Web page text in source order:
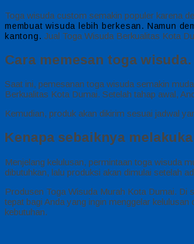
Toga wisuda custom semakin populer karena
membuat wisuda lebih berkesan. Namun
kantong.Jual Toga Wisuda Berkualitas Kota
Cara memesan toga wisuda.
Saat ini, pemesanan toga wisuda semakin
Berkualitas Kota Dumai. Setelah tahap awal,
Kemudian, produk akan dikirim sesuai jadwal
Kenapa sebaiknya
Menjelang kelulusan, permintaan toga wisuda
dibutuhkan, lalu produksi akan dimulai setelah
Produsen Toga Wisuda Murah Kota Dumai. Di
tepat bagi Anda yang ingin menggelar
kebutuhan.